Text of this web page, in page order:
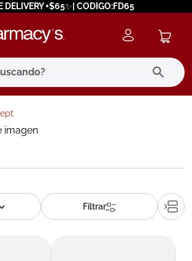
DELIVERY +$65✨| CODIGO:FD65
buscados